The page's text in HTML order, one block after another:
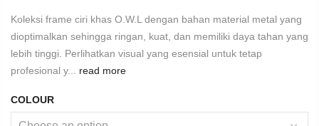
Koleksi frame ciri khas O.W.L dengan bahan material metal yang
dioptimalkan sehingga ringan, kuat, dan memiliki daya tahan yang
lebih tinggi. Perlihatkan visual yang esensial untuk tetap
profesional y...
read more
COLOUR